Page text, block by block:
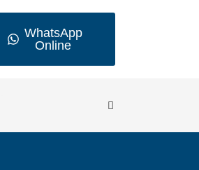
WhatsApp
Online